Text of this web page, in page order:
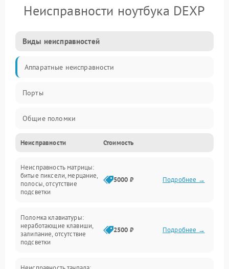
Неисправности ноутбука DEXP
Виды неисправностей
Аппаратные неисправности
Порты
Общие поломки
Устройства
Программные ошибки
Электрические и системные сбои
Интерфейсные проблемы
Батарея
Неисправности Стоимость
Неисправность матрицы:
битые пиксели, мерцание,
полосы, отсутствие
подсветки
5000 ₽ Подробнее →
Поломка клавиатуры:
неработающие клавиши,
залипание, отсутствие
подсветки
2500 ₽ Подробнее →